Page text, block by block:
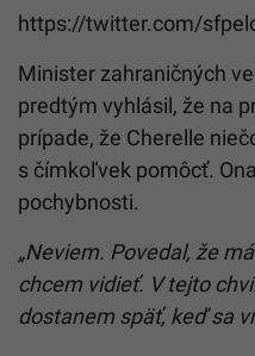
https://twitter.com/
Minister zahraničných
predtým vyhlásil, že na
prípade, že Cherelle
s čímkoľvek pomôcť.
pochybnosti.
„Neviem. Povedal, že
chcem vidieť. V tejto
dostanem späť, keď sa